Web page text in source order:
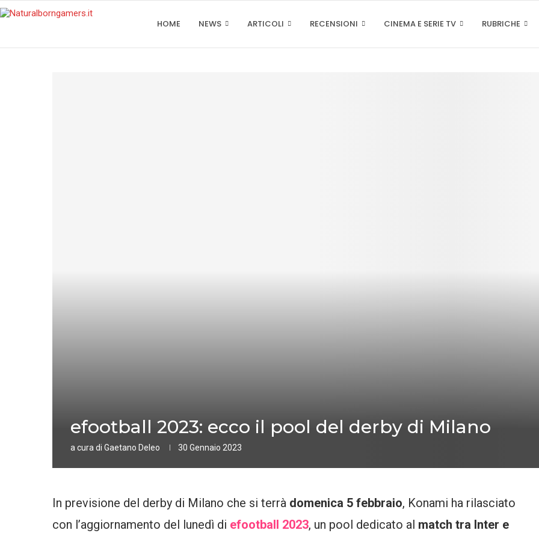
HOME NEWS ARTICOLI RECENSIONI CINEMA E SERIE TV RUBRICHE
efootball 2023: ecco il pool del derby di Milano
a cura di Gaetano Deleo 30 Gennaio 2023
In previsione del derby di Milano che si terrà domenica 5 febbraio, Konami ha rilasciato
con l’aggiornamento del lunedì di efootball 2023, un pool dedicato al match tra Inter e